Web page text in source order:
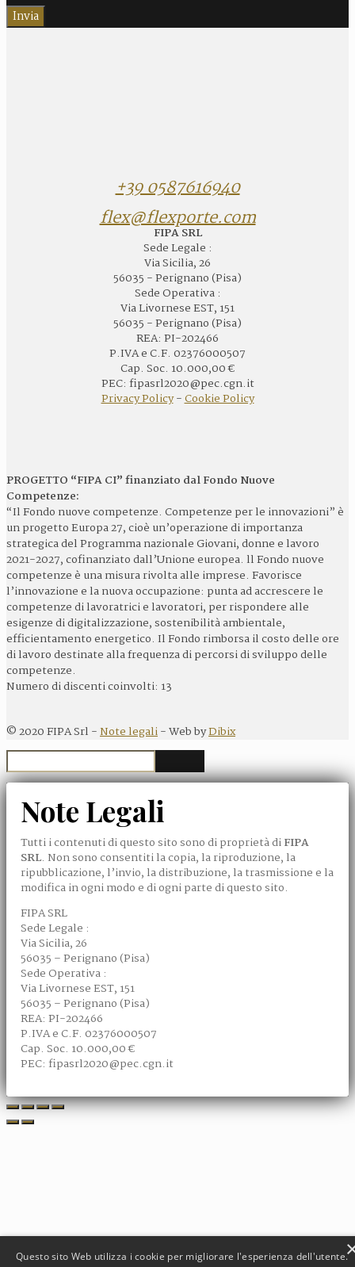
+39 0587616940
flex@flexporte.com
FIPA SRL
Sede Legale :
Via Sicilia, 26
56035 - Perignano (Pisa)
Sede Operativa :
Via Livornese EST, 151
56035 - Perignano (Pisa)
REA: PI-202466
P.IVA e C.F. 02376000507
Cap. Soc. 10.000,00 €
PEC: fipasrl2020@pec.cgn.it
Privacy Policy-Cookie Policy
PROGETTO “FIPA CI” finanziato dal Fondo Nuove
Competenze:
“Il Fondo nuove competenze. Competenze per le innovazioni” è
un progetto Europa 27, cioè un’operazione di importanza
strategica del Programma nazionale Giovani, donne e lavoro
2021-2027, cofinanziato dall’Unione europea. ll Fondo nuove
competenze è una misura rivolta alle imprese. Favorisce
l’innovazione e la nuova occupazione: punta ad accrescere le
competenze di lavoratrici e lavoratori, per rispondere alle
esigenze di digitalizzazione, sostenibilità ambientale,
efficientamento energetico. Il Fondo rimborsa il costo delle ore
di lavoro destinate alla frequenza di percorsi di sviluppo delle
competenze.
Numero di discenti coinvolti: 13
©2020FIPA Srl -Note legali- Web byDibix
Note Legali
Tutti i contenuti di questo sito sono di proprietà diFIPA
SRL. Non sono consentiti la copia, la riproduzione, la
ripubblicazione, l’invio, la distribuzione, la trasmissione e la
modifica in ogni modo e di ogni parte di questo sito.
FIPA SRL
Sede Legale :
Via Sicilia, 26
56035 – Perignano (Pisa)
Sede Operativa :
Via Livornese EST, 151
56035 – Perignano (Pisa)
REA: PI-202466
P.IVA e C.F. 02376000507
Cap. Soc. 10.000,00 €
PEC: fipasrl2020@pec.cgn.it
Questo sito Web utilizza i cookie per migliorare l'esperienza dell'utente.